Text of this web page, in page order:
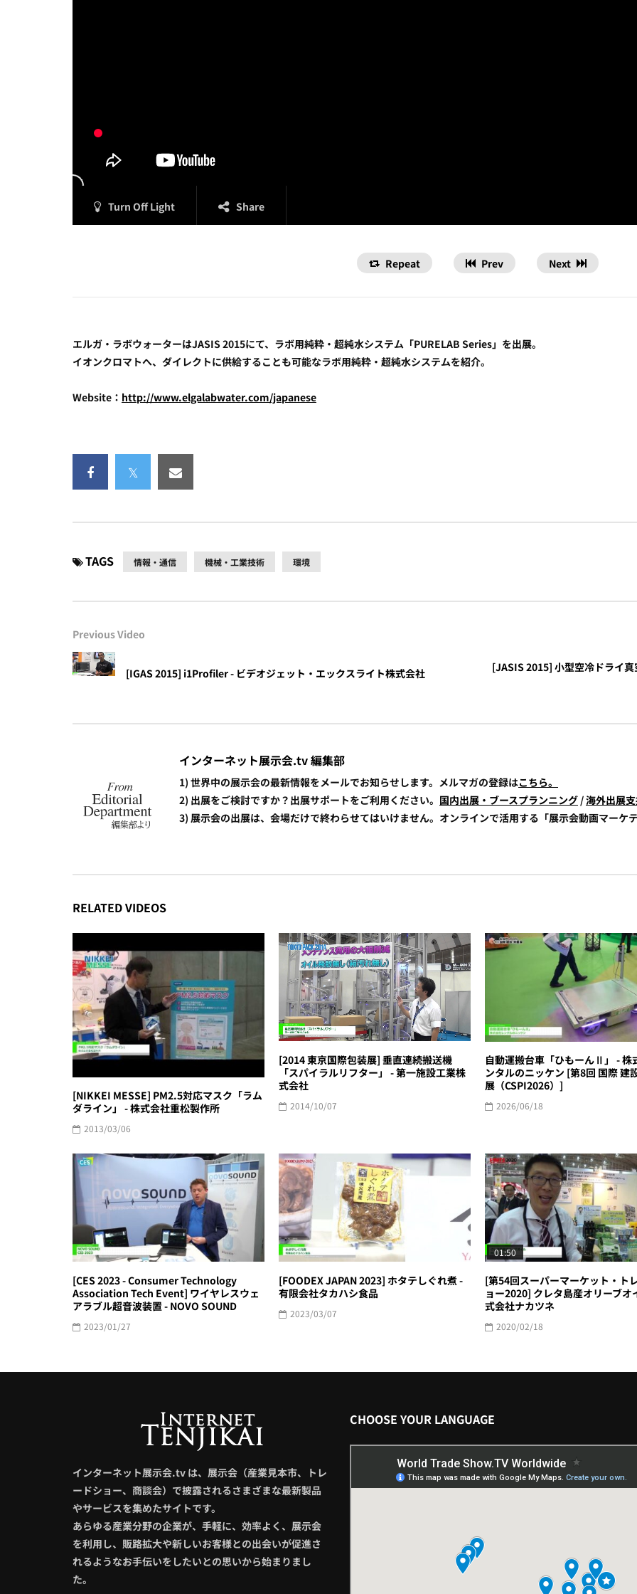
Turn Off Light Share
Repeat Prev Next
エルガ・ラボウォーターはJASIS 2015にて、ラボ用純粋・超純水システム「PURELAB Series」を出展。
イオンクロマトへ、ダイレクトに供給することも可能なラボ用純粋・超純水システムを紹介。
Website： http://www.elgalabwater.com/japanese
TAGS 情報・通信 機械・工業技術 環境
Previous Video
[IGAS 2015] i1Profiler - ビデオジェット・エックスライト株式会社
[JASIS 2015] 小型空冷ドライ
インターネット展示会.tv 編集部
1) 世界中の展示会の最新情報をメールでお知らせします。メルマガの登録はこちら。
2) 出展をご検討ですか？出展サポートをご利用ください。 国内出展・ブースプランニング /海外出展
3) 展示会の出展は、会場だけで終わらせてはいけません。オンラインで活用する「展示会動画マーケ
RELATED VIDEOS
[NIKKEI MESSE] PM2.5対応マスク「ラム
ダライン」 - 株式会社重松製作所
2013/03/06
[2014 東京国際包装展] 垂直連続搬送機
「スパイラルリフター」 - 第一施設工業株
式会社
2014/10/07
自動運搬台車「ひもーんⅡ」 - 株
ンタルのニッケン [第8回 国際 建
展（CSPI2026）]
2026/06/18
[CES 2023 - Consumer Technology
Association Tech Event] ワイヤレスウェ
アラブル超音波装置 - NOVO SOUND
2023/01/27
[FOODEX JAPAN 2023] ホタテしぐれ煮 -
有限会社タカハシ食品
2023/03/07
01:50
[第54回スーパーマーケット・ト
ョー2020] クレタ島産オリーブオ
式会社ナカツネ
2020/02/18
インターネット展示会.tv は、展示会（産業見本市、トレ
ードショー、商談会）で披露されるさまざまな最新製品
やサービスを集めたサイトです。
あらゆる産業分野の企業が、手軽に、効率よく、展示会
を利用し、販路拡大や新しいお客様との出会いが促進さ
れるようなお手伝いをしたいとの思いから始まりまし
た。
CHOOSE YOUR LANGUAGE